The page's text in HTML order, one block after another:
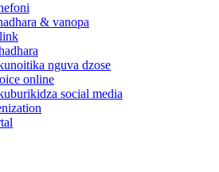
& vanopa
nguva dzose
online
social media